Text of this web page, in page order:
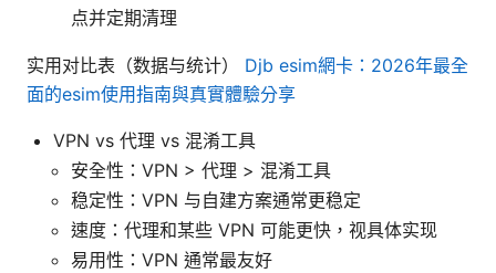
点并定期清理
实用对比表（数据与统计） Djb esim網卡：2026年最全
面的esim使用指南與真實體驗分享
VPN vs 代理 vs 混淆工具
安全性：VPN > 代理 > 混淆工具
稳定性：VPN 与自建方案通常更稳定
速度：代理和某些 VPN 可能更快，视具体实现
易用性：VPN 通常最友好